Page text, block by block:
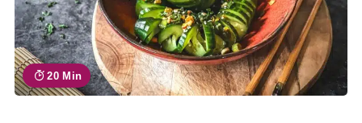
20 Min